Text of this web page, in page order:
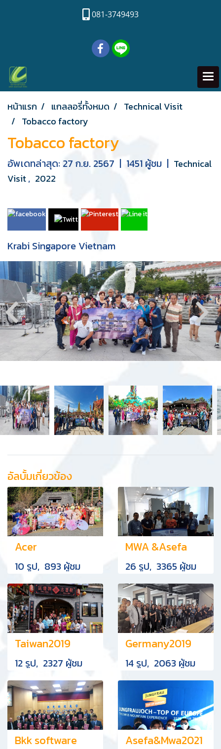
081-3749493
หน้าแรก แกลลอรี่ทั้งหมด
Technical Visit
Tobacco factory
Tobacco factory
อัพเดทล่าสุด: 27 ก.ย. 2567 | 1451 ผู้ชม | Technical
Visit, 2022
Krabi Singapore Vietnam
อัลบั้มเกี่ยวข้อง
Acer
10 รูป, 893 ผู้ชม
MWA &Asefa
26 รูป, 3365 ผู้ชม
Taiwan2019
12 รูป, 2327 ผู้ชม
Germany2019
14 รูป, 2063 ผู้ชม
Bkk software Asefa&Mwa2021